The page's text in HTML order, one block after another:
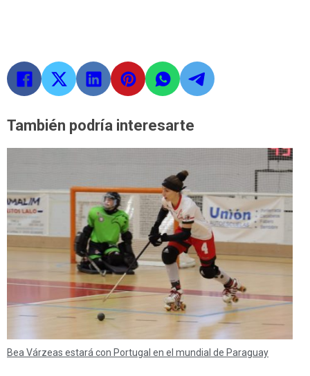
También podría interesarte
Bea Várzeas estará con Portugal en el mundial de Paraguay